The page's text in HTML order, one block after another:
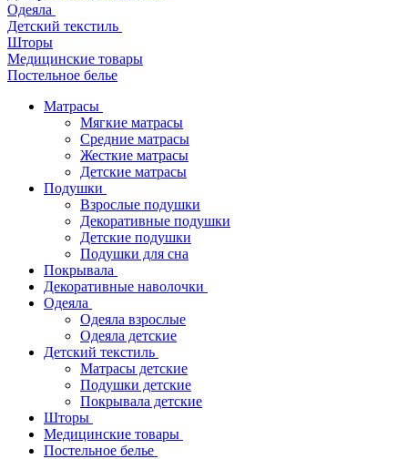
Одеяла
Детский текстиль
Шторы
Медицинские товары
Постельное белье
Матрасы
Мягкие матрасы
Средние матрасы
Жесткие матрасы
Детские матрасы
Подушки
Взрослые подушки
Декоративные подушки
Детские подушки
Подушки для сна
Покрывала
Декоративные наволочки
Одеяла
Одеяла взрослые
Одеяла детские
Детский текстиль
Матрасы детские
Подушки детские
Покрывала детские
Шторы
Медицинские товары
Постельное белье